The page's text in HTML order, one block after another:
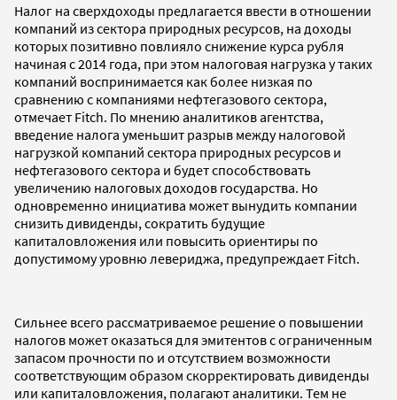
Налог на сверхдоходы предлагается ввести в отношении
компаний из сектора природных ресурсов, на доходы
которых позитивно повлияло снижение курса рубля
начиная с 2014 года, при этом налоговая нагрузка у таких
компаний воспринимается как более низкая по
сравнению с компаниями нефтегазового сектора,
отмечает Fitch. По мнению аналитиков агентства,
введение налога уменьшит разрыв между налоговой
нагрузкой компаний сектора природных ресурсов и
нефтегазового сектора и будет способствовать
увеличению налоговых доходов государства. Но
одновременно инициатива может вынудить компании
снизить дивиденды, сократить будущие
капиталовложения или повысить ориентиры по
допустимому уровню левериджа, предупреждает Fitch.
Сильнее всего рассматриваемое решение о повышении
налогов может оказаться для эмитентов с ограниченным
запасом прочности по и отсутствием возможности
соответствующим образом скорректировать дивиденды
или капиталовложения, полагают аналитики. Тем не